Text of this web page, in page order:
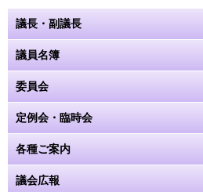
議長・副議長
議員名簿
委員会
定例会・臨時会
各種ご案内
議会広報